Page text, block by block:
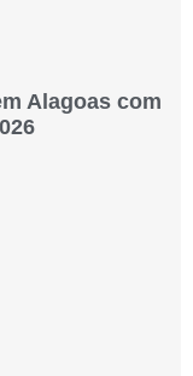
Alagoas com